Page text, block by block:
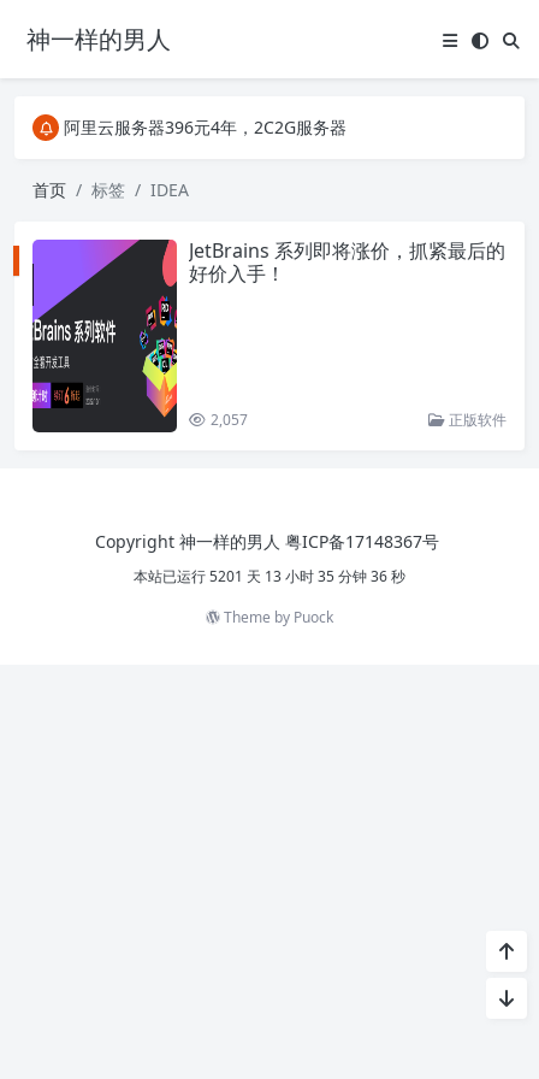
神一样的男人
阿里云服务器396元4年，2C2G服务器
关注Telegram频道有新消息第一时间推送
阿里云服务器396元4年，2C2G服务器
首页 标签 IDEA
JetBrains 系列即将涨价，抓紧最后的
好价入手！
2,057 正版软件
Copyright 神一样的男人 粤ICP备17148367号
本站已运行 5201 天 13 小时 35 分钟 36 秒
Theme by Puock